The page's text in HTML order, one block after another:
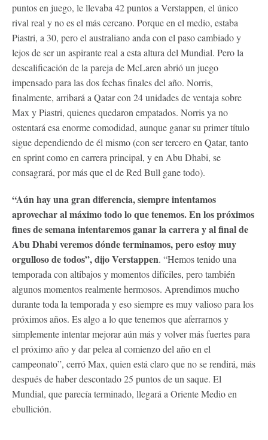
puntos en juego, le llevaba 42 puntos a Verstappen, el único
rival real y no es el más cercano. Porque en el medio, estaba
Piastri, a 30, pero el australiano anda con el paso cambiado y
lejos de ser un aspirante real a esta altura del Mundial. Pero la
descalificación de la pareja de McLaren abrió un juego
impensado para las dos fechas finales del año. Norris,
finalmente, arribará a Qatar con 24 unidades de ventaja sobre
Max y Piastri, quienes quedaron empatados. Norris ya no
ostentará esa enorme comodidad, aunque ganar su primer título
sigue dependiendo de él mismo (con ser tercero en Qatar, tanto
en sprint como en carrera principal, y en Abu Dhabi, se
consagrará, por más que el de Red Bull gane todo).
“Aún hay una gran diferencia, siempre intentamos
aprovechar al máximo todo lo que tenemos. En los próximos
fines de semana intentaremos ganar la carrera y al final de
Abu Dhabi veremos dónde terminamos, pero estoy muy
orgulloso de todos”, dijo Verstappen. “Hemos tenido una
temporada con altibajos y momentos difíciles, pero también
algunos momentos realmente hermosos. Aprendimos mucho
durante toda la temporada y eso siempre es muy valioso para los
próximos años. Es algo a lo que tenemos que aferrarnos y
simplemente intentar mejorar aún más y volver más fuertes para
el próximo año y dar pelea al comienzo del año en el
campeonato”, cerró Max, quien está claro que no se rendirá, más
después de haber descontado 25 puntos de un saque. El
Mundial, que parecía terminado, llegará a Oriente Medio en
ebullición.